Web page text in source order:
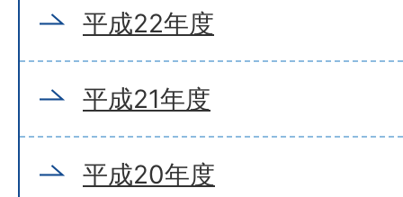
平成22年度
平成21年度
平成20年度